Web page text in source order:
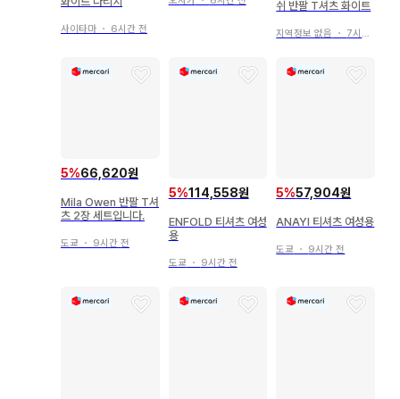
사이타마 ・ 6시간 전
쉬 반팔 T셔츠 화이트
지역정보 없음 ・ 7시간 전
5%66,620원
Mila Owen 반팔 T셔
츠 2장 세트입니다.
도쿄 ・ 9시간 전
5%114,558원
ENFOLD 티셔츠 여성
용
도쿄 ・ 9시간 전
5%57,904원
ANAYI 티셔츠 여성용
도쿄 ・ 9시간 전